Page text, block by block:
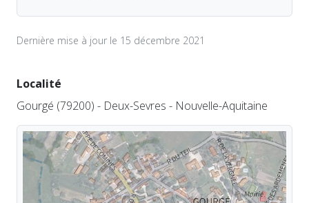
Dernière mise à jour le 15 décembre 2021
Localité
Gourgé (79200) - Deux-Sevres - Nouvelle-Aquitaine